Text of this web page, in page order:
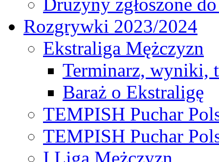
Rozgrywki 2023/2024
Ekstraliga Mężczyzn
Terminarz, wyniki,
Baraż o Ekstraligę
TEMPISH Puchar
TEMPISH Puchar
I Liga Mężczyzn